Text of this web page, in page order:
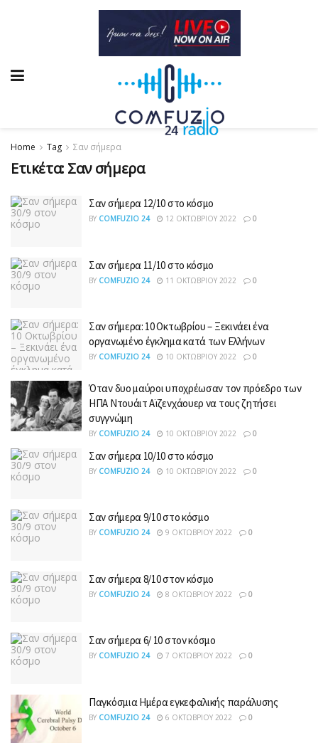
Home Tag Σαν σήμερα
Ετικέτα: Σαν σήμερα
Σαν σήμερα 12/10 στο κόσμο
BY COMFUZIO 24 12 ΟΚΤΩΒΡΊΟΥ 2022 0
Σαν σήμερα 11/10 στο κόσμο
BY COMFUZIO 24 11 ΟΚΤΩΒΡΊΟΥ 2022 0
Σαν σήμερα: 10 Οκτωβρίου – Ξεκινάει ένα
οργανωμένο έγκλημα κατά των Ελλήνων
BY COMFUZIO 24 10 ΟΚΤΩΒΡΊΟΥ 2022 0
Όταν δυο μαύροι υποχρέωσαν τον πρόεδρο των
ΗΠΑ Ντουάιτ Αϊζενχάουερ να τους ζητήσει
συγγνώμη
BY COMFUZIO 24 10 ΟΚΤΩΒΡΊΟΥ 2022 0
Σαν σήμερα 10/10 στο κόσμο
BY COMFUZIO 24 10 ΟΚΤΩΒΡΊΟΥ 2022 0
Σαν σήμερα 9/10 στο κόσμο
BY COMFUZIO 24 9 ΟΚΤΩΒΡΊΟΥ 2022 0
Σαν σήμερα 8/10 στον κόσμο
BY COMFUZIO 24 8 ΟΚΤΩΒΡΊΟΥ 2022 0
Σαν σήμερα 6/ 10 στον κόσμο
BY COMFUZIO 24 7 ΟΚΤΩΒΡΊΟΥ 2022 0
Παγκόσμια Ημέρα εγκεφαλικής παράλυσης
BY COMFUZIO 24 6 ΟΚΤΩΒΡΊΟΥ 2022 0